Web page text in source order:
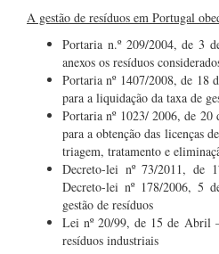
A gestão de resíduos em Portugal
Portaria n.º 209/2004, de 3
anexos os resíduos
Portaria nº 1407/2008, de 18
para a liquidação da taxa de
Portaria nº 1023/ 2006, de 20
para a obtenção das licenças
triagem, tratamento e
Decreto-lei nº 73/2011, de
Decreto-lei nº 178/2006, 5
gestão de resíduos
Lei nº 20/99, de 15 de Abril
resíduos industriais